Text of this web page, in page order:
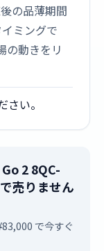
の品薄期間
ミングで
の動きをリ
さい。
2 8QC-
売りません
で今すぐ